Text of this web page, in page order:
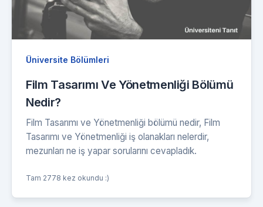
Üniversite Bölümleri
Film Tasarımı Ve Yönetmenliği Bölümü
Nedir?
Film Tasarımı ve Yönetmenliği bölümü nedir, Film
Tasarımı ve Yönetmenliği iş olanakları nelerdir,
mezunları ne iş yapar sorularını cevapladık.
Tam 2778 kez okundu :)